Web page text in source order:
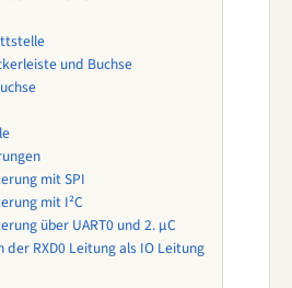
und Buchse
mit SPI
mit I²C
über UART0 und 2. µC
der RXD0 Leitung als IO Leitung